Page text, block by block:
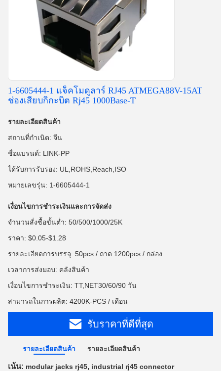
1-6605444-1 แจ็คโมดูลาร์ RJ45 ATMEGA88V-15AT
ช่องเสียบกิกะบิต Rj45 1000Base-T
รายละเอียดสินค้า
สถานที่กำเนิด: จีน
ชื่อแบรนด์: LINK-PP
ได้รับการรับรอง: UL,ROHS,Reach,ISO
หมายเลขรุ่น: 1-6605444-1
เงื่อนไขการชำระเงินและการจัดส่ง
จำนวนสั่งซื้อขั้นต่ำ: 50/500/1000/25K
ราคา: $0.05-$1.28
รายละเอียดการบรรจุ: 50pcs / ถาด 1200pcs / กล่อง
เวลาการส่งมอบ: คลังสินค้า
เงื่อนไขการชำระเงิน: TT,NET30/60/90 วัน
สามารถในการผลิต: 4200K-PCS / เดือน
รับราคาที่ดีที่สุด
รายละเอียดสินค้า รายละเอียดสินค้า
เน้น: modular jacks rj45, industrial rj45 connector